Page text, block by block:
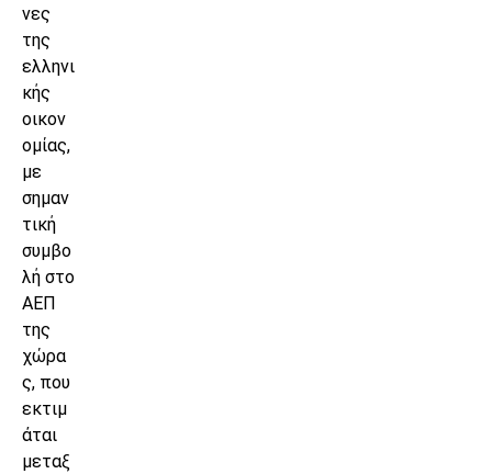
νες
της
ελληνι
κής
οικον
ομίας,
με
σημαν
τική
συμβο
λή στο
ΑΕΠ
της
χώρα
ς, που
εκτιμ
άται
μεταξ